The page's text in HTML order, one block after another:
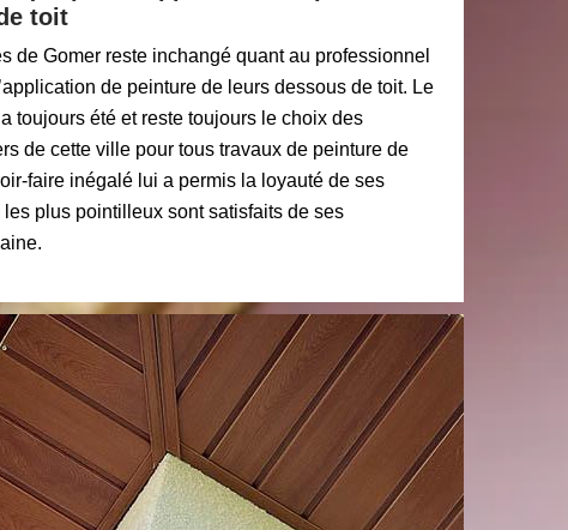
toit
de Gomer reste inchangé quant au professionnel
de peinture de leurs dessous de toit. Le
toujours été et reste toujours le choix des
de cette ville pour tous travaux de peinture de
faire inégalé lui a permis la loyauté de ses
plus pointilleux sont satisfaits de ses